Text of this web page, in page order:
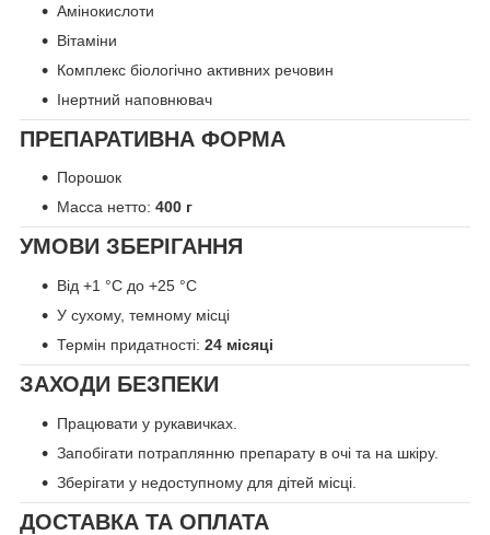
Амінокислоти
Вітаміни
Комплекс біологічно активних речовин
Інертний наповнювач
ПРЕПАРАТИВНА ФОРМА
Порошок
Масса нетто: 400 г
УМОВИ ЗБЕРІГАННЯ
Від +1 °С до +25 °С
У сухому, темному місці
Термін придатності: 24 місяці
ЗАХОДИ БЕЗПЕКИ
Працювати у рукавичках.
Запобігати потраплянню препарату в очі та на шкіру.
Зберігати у недоступному для дітей місці.
ДОСТАВКА ТА ОПЛАТА